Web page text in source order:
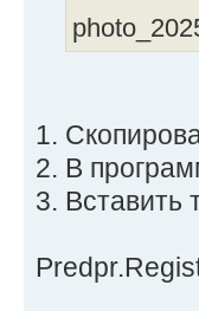
1.
2. В
3. Вставить